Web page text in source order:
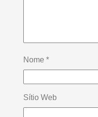
Nome *
Sítio Web